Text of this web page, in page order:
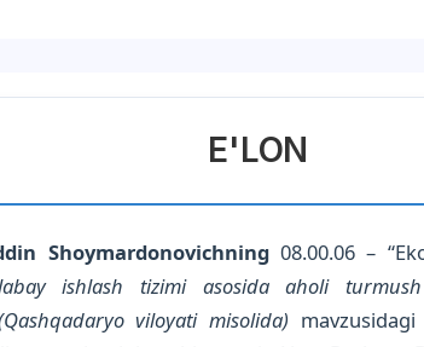
E'LON
Shoymardonovichning08.00.06 –
ishlash tizimi asosida aholi
viloyati misolida)